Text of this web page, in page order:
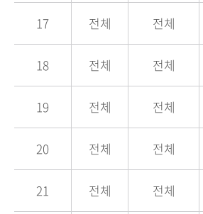
17 전체 전체
18 전체 전체
19 전체 전체
20 전체 전체
21 전체 전체